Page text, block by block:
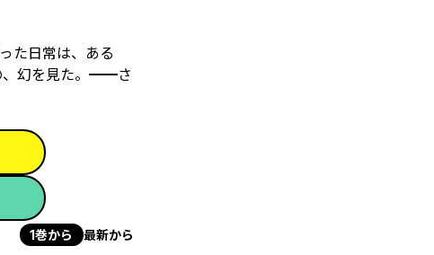
た日常は、ある
、幻を見た。━━さ
1巻から 最新から